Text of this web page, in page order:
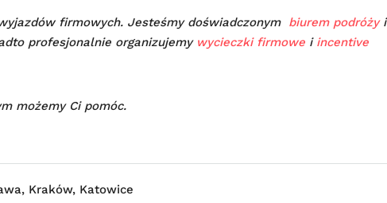
firmowych. Jesteśmy doświadczonym biurem podróżyi
profesjonalnie organizujemy wycieczki firmowe i incentive
możemy Ci pomóc.
Kraków, Katowice